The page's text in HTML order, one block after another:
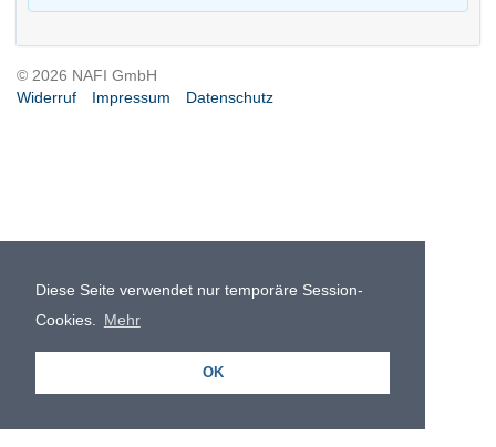
Diese Seite verwendet nur temporäre Session-
Cookies.
Mehr
OK
© 2026 NAFI GmbH
Widerruf
Impressum Datenschutz